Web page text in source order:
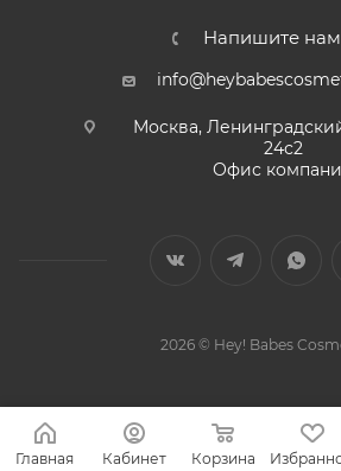
Напишите нам
Москва,
24с2
Офис
2026 © Hey! Babes
Главная Кабинет Корзина